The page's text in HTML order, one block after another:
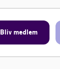
Bliv medlem